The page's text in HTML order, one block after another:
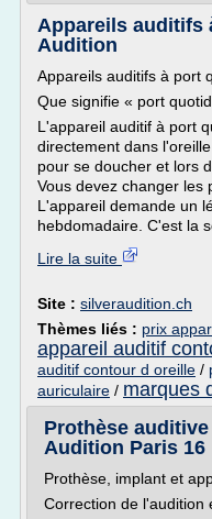
Appareils auditifs
Audition
Appareils auditifs à port
Que signifie « port
L'appareil auditif à port
directement dans
pour se doucher et lors
Vous devez changer les
L'appareil demande un
hebdomadaire. C'est la
Lire la suite
Site : silveraudition.ch
Thèmes liés : prix
appareil auditif
auditif contour d oreille /
auriculaire / marques
Prothèse
Audition Paris 16
Prothèse, implant et
Correction de l'audition